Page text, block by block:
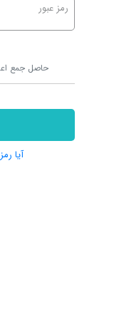
رمز عبور
آیا